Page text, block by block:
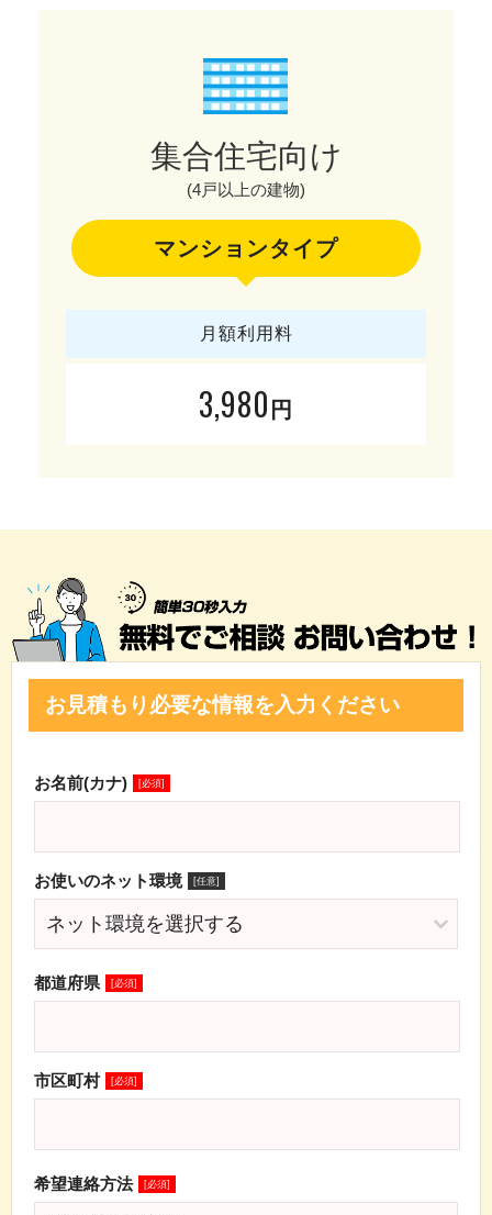
集合住宅向け
(4戸以上の建物)
マンションタイプ
月額利用料
3,980円
お見積もり必要な情報を入力ください
お名前(カナ) [必須]
お使いのネット環境 [任意]
都道府県 [必須]
市区町村 [必須]
希望連絡方法 [必須]